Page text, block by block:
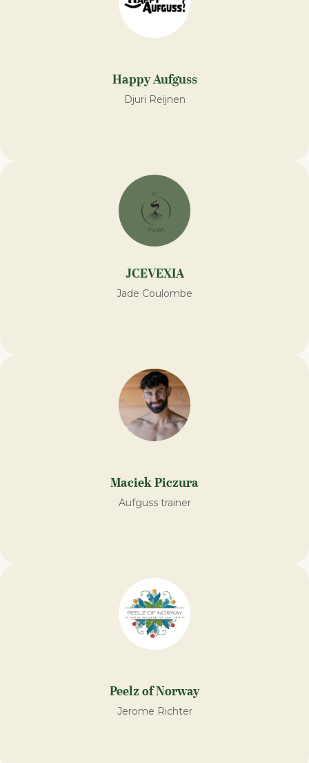
Happy Aufguss
Djuri Reijnen
JCEVEXIA
Jade Coulombe
Maciek Piczura
Aufguss trainer
Peelz of Norway
Jerome Richter